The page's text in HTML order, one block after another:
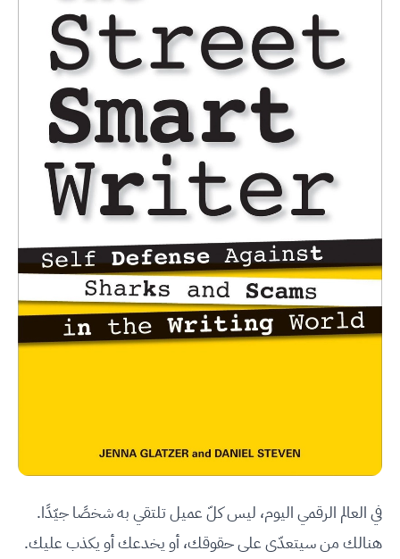
في العالم الرقمي اليوم، ليس كلّ عميل تلتقي به شخصًا جيّدًا.
هنالك من سيتعدّى على حقوقك، أو يخدعك أو يكذب عليك.